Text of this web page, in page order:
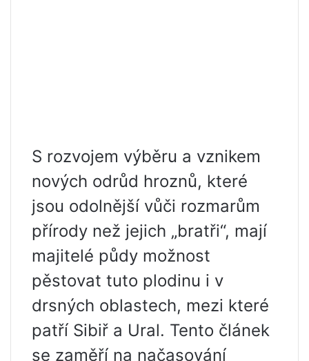
S rozvojem výběru a vznikem
nových odrůd hroznů, které
jsou odolnější vůči rozmarům
přírody než jejich „bratři“, mají
majitelé půdy možnost
pěstovat tuto plodinu i v
drsných oblastech, mezi které
patří Sibiř a Ural. Tento článek
se zaměří na načasování